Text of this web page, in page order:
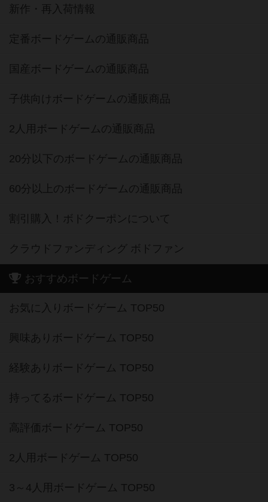
新作・再入荷情報
定番ボードゲームの通販商品
国産ボードゲームの通販商品
子供向けボードゲームの通販商品
2人用ボードゲームの通販商品
20分以下のボードゲームの通販商品
60分以上のボードゲームの通販商品
割引購入！ボドクーポンについて
クラウドファンディング ボドファン
おすすめボードゲーム
お気に入りボードゲーム TOP50
興味ありボードゲーム TOP50
経験ありボードゲーム TOP50
持ってるボードゲーム TOP50
高評価ボードゲーム TOP50
2人用ボードゲーム TOP50
3～4人用ボードゲーム TOP50